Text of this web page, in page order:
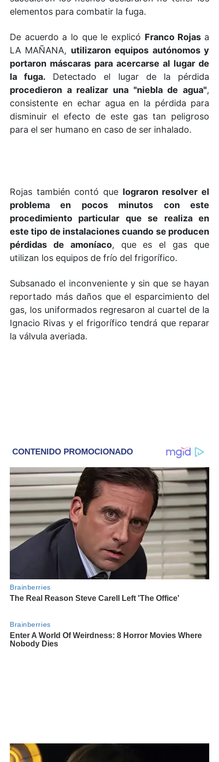
elementos para combatir la fuga.
De acuerdo a lo que le explicó Franco Rojas a
LA MAÑANA, utilizaron equipos autónomos y
portaron máscaras para acercarse al lugar de
la fuga. Detectado el lugar de la pérdida
procedieron a realizar una "niebla de agua",
consistente en echar agua en la pérdida para
disminuir el efecto de este gas tan peligroso
para el ser humano en caso de ser inhalado.
Rojas también contó que lograron resolver el
problema en pocos minutos con este
procedimiento particular que se realiza en
este tipo de instalaciones cuando se producen
pérdidas de amoníaco, que es el gas que
utilizan los equipos de frío del frigorífico.
Subsanado el inconveniente y sin que se hayan
reportado más daños que el esparcimiento del
gas, los uniformados regresaron al cuartel de la
Ignacio Rivas y el frigorífico tendrá que reparar
la válvula averiada.